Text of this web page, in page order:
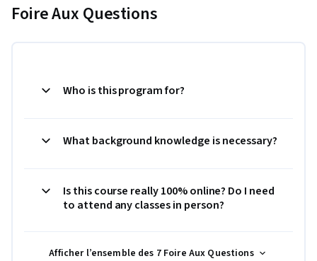
Foire Aux Questions
Who is this program for?
What background knowledge is necessary?
Is this course really 100% online? Do I need
to attend any classes in person?
Afficher l’ensemble des 7 Foire Aux Questions